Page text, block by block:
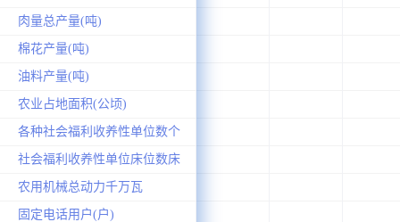
肉量总产量(吨)
棉花产量(吨)
油料产量(吨)
农业占地面积(公顷)
各种社会福利收养性单位数个
社会福利收养性单位床位数床
农用机械总动力千万瓦
固定电话用户(户)